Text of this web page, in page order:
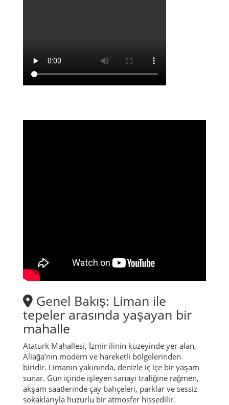
Genel Bakış: Liman ile
tepeler arasında yaşayan bir
mahalle
Atatürk Mahallesi, İzmir ilinin kuzeyinde yer alan,
Aliağa’nın modern ve hareketli bölgelerinden
biridir. Limanın yakınında, denizle iç içe bir yaşam
sunar. Gün içinde işleyen sanayi trafiğine rağmen,
akşam saatlerinde çay bahçeleri, parklar ve sessiz
sokaklarıyla huzurlu bir atmosfer hissedilir.